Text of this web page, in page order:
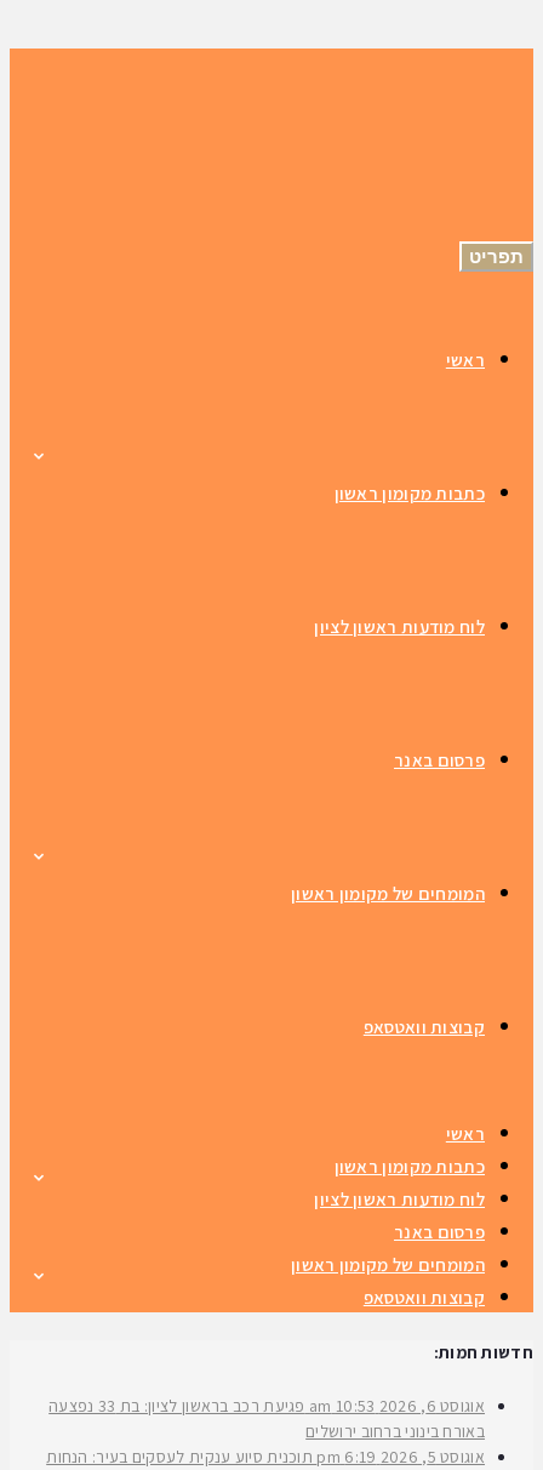
תפריט
ראשי
כתבות מקומון ראשון
לוח מודעות ראשון לציון
פרסום באנר
המומחים של מקומון ראשון
קבוצות וואטסאפ
ראשי
כתבות מקומון ראשון
לוח מודעות ראשון לציון
פרסום באנר
המומחים של מקומון ראשון
קבוצות וואטסאפ
חדשות חמות:
אוגוסט 6, 2026 10:53 am
פגיעת רכב בראשון לציון: בת 33 נפצעה
באורח בינוני ברחוב ירושלים
אוגוסט 5, 2026
6:19 pm
תוכנית סיוע ענקית לעסקים בעיר: הנחות